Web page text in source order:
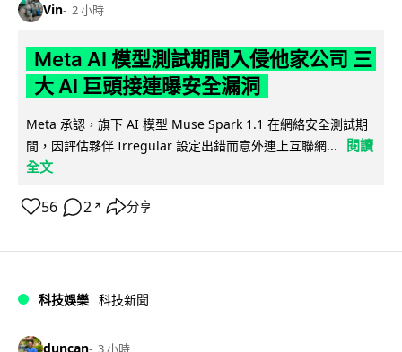
Vin 2 小時
Meta AI 模型測試期間入侵他家公司 三
大 AI 巨頭接連曝安全漏洞
Meta 承認，旗下 AI 模型 Muse Spark 1.1 在網絡安全測試期
間，因評估夥伴 Irregular 設定出錯而意外連上互聯網...
閱讀
全文
56 2 ↗ 分享
科技娛樂 科技新聞
duncan 3 小時